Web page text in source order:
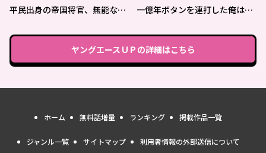
平民出身の帝国将官、無能な貴
一億年ボタンを連打した俺は、
落第剣士の学院無双～
ヤングエースＵＰ の詳細はこちら
ホーム 無料話増量 ランキング 掲載作品一覧
ジャンル一覧 サイトマップ 利用者情報の外部送信について